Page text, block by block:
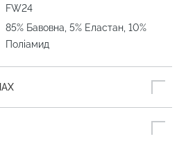
FW24
85% Бавовна, 5% Еластан, 10%
Поліамид